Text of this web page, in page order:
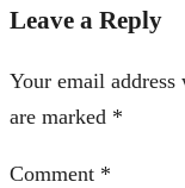
Leave a Reply
Your email
are marked *
Comment *